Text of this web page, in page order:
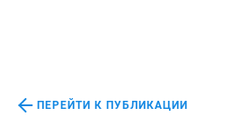
ПЕРЕЙТИ К ПУБЛИКАЦИИ